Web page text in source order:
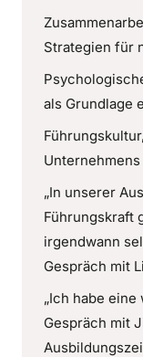
Strategien für
als Grundlage
„In unserer
Führungskraft
irgendwann
Gespräch mit
„Ich habe eine
Gespräch mit